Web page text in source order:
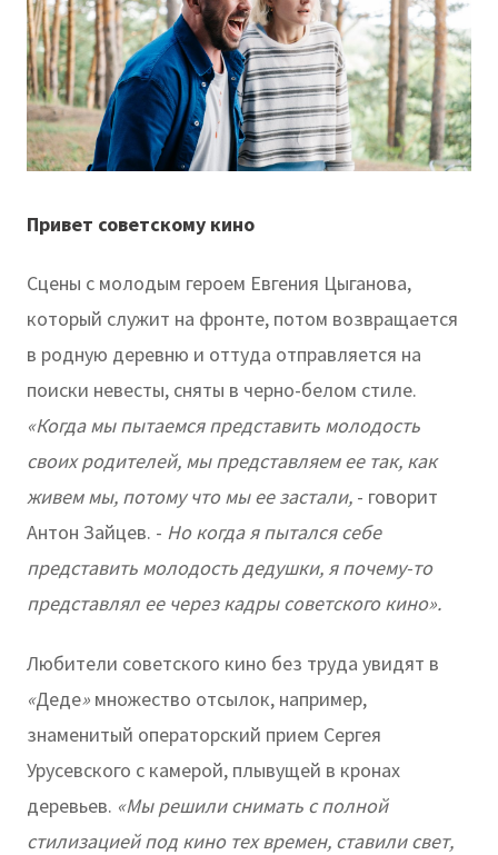
Привет советскому кино
Сцены с молодым героем Евгения Цыганова,
который служит на фронте, потом возвращается
в родную деревню и оттуда отправляется на
поиски невесты, сняты в черно-белом стиле.
«Когда мы пытаемся представить молодость
своих родителей, мы представляем ее так, как
живем мы, потому что мы ее застали, - говорит
Антон Зайцев. - Но когда я пытался себе
представить молодость дедушки, я почему-то
представлял ее через кадры советского кино».
Любители советского кино без труда увидят в
«Деде» множество отсылок, например,
знаменитый операторский прием Сергея
Урусевского с камерой, плывущей в кронах
деревьев. «Мы решили снимать с полной
стилизацией под кино тех времен, ставили свет,